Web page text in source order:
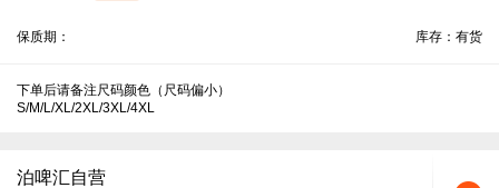
保质期： 库存：有货
下单后请备注尺码颜色（尺码偏小）
S/M/L/XL/2XL/3XL/4XL
泊啤汇自营